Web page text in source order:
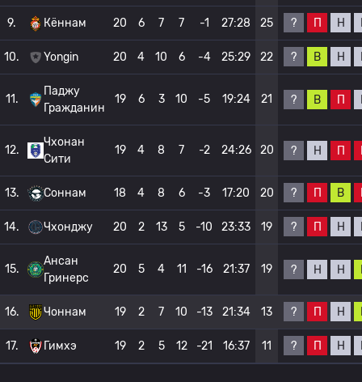
9. Кённам 20 6 7 7 -1 27:28 25 ? П Н
10. Yongin 20 4 10 6 -4 25:29 22 ? В Н
11.
Паджу
Гражданин
19 6 3 10 -5 19:24 21 ? В П
12.
Чхонан
Сити
19 4 8 7 -2 24:26 20 ? Н П
13. Соннам 18 4 8 6 -3 17:20 20 ? П В
14. Чхонджу 20 2 13 5 -10 23:33 19 ? П Н
15.
Ансан
Гринерс
20 5 4 11 -16 21:37 19 ? Н Н
16. Чоннам 19 2 7 10 -13 21:34 13 ? П Н
17. Гимхэ 19 2 5 12 -21 16:37 11 ? П Н